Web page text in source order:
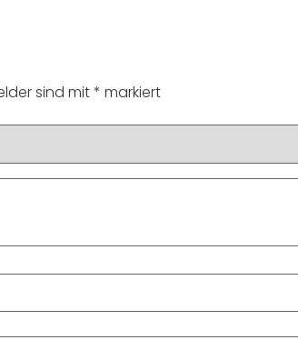
sind mit* markiert